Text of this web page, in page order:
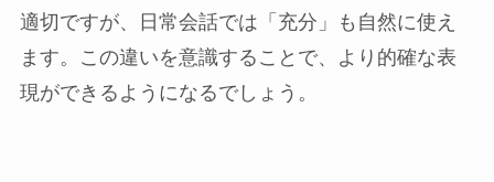
適切ですが、日常会話では「充分」も自然に使え
ます。この違いを意識することで、より的確な表
現ができるようになるでしょう。